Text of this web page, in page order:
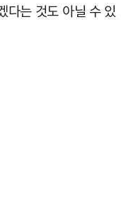
다는 것도 아닐 수 있